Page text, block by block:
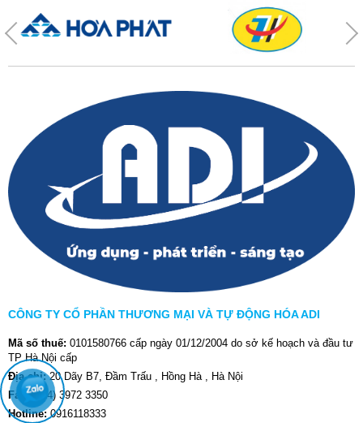
CÔNG TY CỔ PHẦN THƯƠNG MẠI VÀ TỰ ĐỘNG HÓA ADI
Mã số thuế: 0101580766 cấp ngày 01/12/2004 do sở kế hoạch và đầu tư
TP Hà Nội cấp
Địa chỉ:20 Dãy B7, Đầm Trấu , Hồng Hà , Hà Nội
Fax:(024) 3972 3350
Hotline: 0916118333